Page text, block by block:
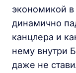
экономикой
динамично
канцлера и
нему внутри
даже не